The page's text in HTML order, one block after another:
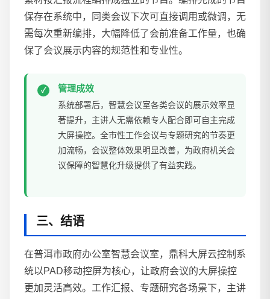
保存在系统中，同类会议下次可直接调用或微调，无
需每次重新编排，大幅降低了会前准备工作量，也确
保了会议展示内容的规范性和专业性。
管理成效
系统部署后，智慧会议室各类会议的展示效率显
著提升，主讲人无需依赖专人配合即可自主完成
大屏操控。全市性工作会议与专题研究的节奏更
加流畅，会议整体效果明显改善，为政府机关会
议保障的智慧化升级提供了有益实践。
三、结语
在普洱市政府办公室智慧会议室，鼎科大屏云控制系
统以PAD移动控屏为核心，让政府会议的大屏操控
更加灵活高效。工作汇报、专题研究各场景下，主讲